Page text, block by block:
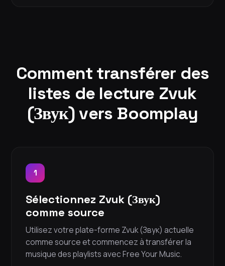
Comment transférer des
listes de lecture Zvuk
(Звук) vers Boomplay
1
Sélectionnez Zvuk (Звук)
comme source
Utilisez votre plate-forme Zvuk (Звук) actuelle
comme source et commencez à transférer la
musique des playlists avec Free Your Music.